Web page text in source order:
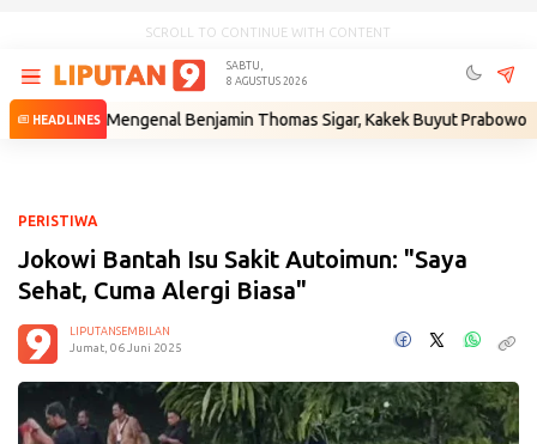
SCROLL TO CONTINUE WITH CONTENT
SABTU,
8 AGUSTUS 2026
HEADLINES
Mengenal Benjamin Thomas Sigar, Kakek Buyut Prabowo dari
PERISTIWA
Jokowi Bantah Isu Sakit Autoimun: "Saya
Sehat, Cuma Alergi Biasa"
LIPUTANSEMBILAN
Jumat, 06 Juni 2025